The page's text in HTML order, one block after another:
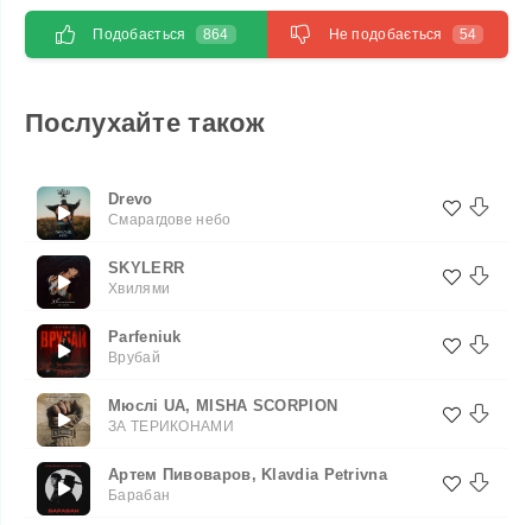
Подобається 864 Не подобається 54
Послухайте також
Drevo
Смарагдове небо
SKYLERR
Хвилями
Parfeniuk
Врубай
Мюслі UA, MISHA SCORPION
ЗА ТЕРИКОНАМИ
Артем Пивоваров, Klavdia Petrivna
Барабан